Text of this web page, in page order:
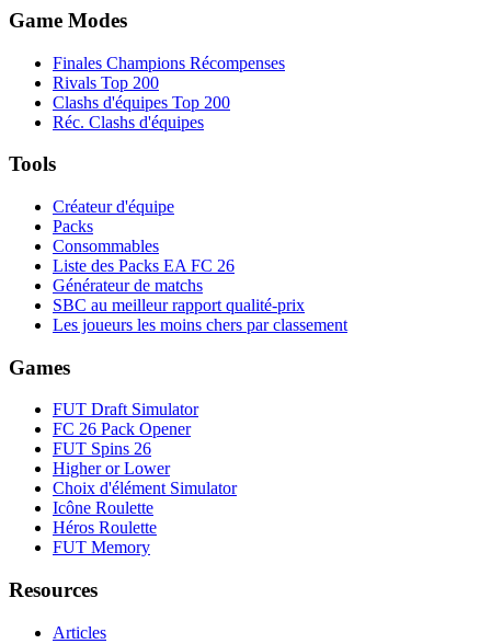
Game Modes
Finales Champions Récompenses
Rivals Top 200
Clashs d'équipes Top 200
Réc. Clashs d'équipes
Tools
Créateur d'équipe
Packs
Consommables
Liste des Packs EA FC 26
Générateur de matchs
SBC au meilleur rapport qualité-prix
Les joueurs les moins chers par classement
Games
FUT Draft Simulator
FC 26 Pack Opener
FUT Spins 26
Higher or Lower
Choix d'élément Simulator
Icône Roulette
Héros Roulette
FUT Memory
Resources
Articles